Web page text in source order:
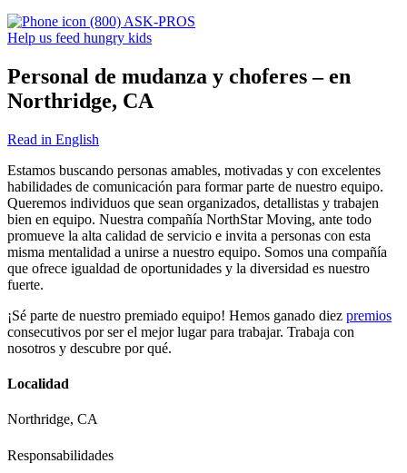
(800) ASK-PROS
Help us feed hungry kids
Personal de mudanza y choferes – en
Northridge, CA
Read in English
Estamos buscando personas amables, motivadas y con excelentes
habilidades de comunicación para formar parte de nuestro equipo.
Queremos individuos que sean organizados, detallistas y trabajen
bien en equipo. Nuestra compañía NorthStar Moving, ante todo
promueve la alta calidad de servicio e invita a personas con esta
misma mentalidad a unirse a nuestro equipo. Somos una compañía
que ofrece igualdad de oportunidades y la diversidad es nuestro
fuerte.
¡Sé parte de nuestro premiado equipo! Hemos ganado diez premios
consecutivos por ser el mejor lugar para trabajar. Trabaja con
nosotros y descubre por qué.
Localidad
Northridge, CA
Responsabilidades